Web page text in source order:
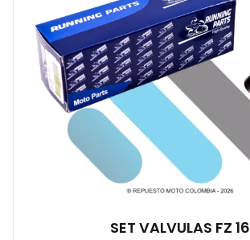
SET VALVULAS FZ 16